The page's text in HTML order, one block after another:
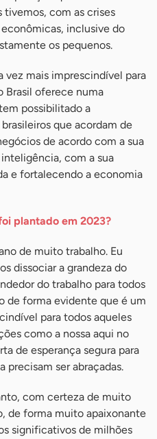
tivemos, com as crises
inclusive do
os pequenos.
vez mais imprescindível para
Brasil oferece numa
possibilitado a
que acordam de
de acordo com a sua
com a sua
e fortalecendo a economia
plantado em 2023?
de muito trabalho. Eu
dissociar a grandeza do
do trabalho para todos
de forma evidente que é um
para todos aqueles
como a nossa aqui no
de esperança segura para
precisam ser abraçadas.
com certeza de muito
de forma muito apaixonante
significativos de milhões